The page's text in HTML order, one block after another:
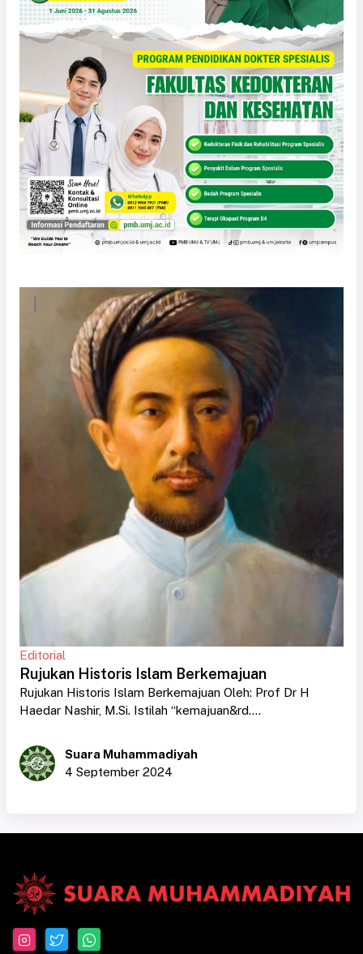
Editorial
Rujukan Historis Islam Berkemajuan
Rujukan Historis Islam Berkemajuan Oleh: Prof Dr H
Haedar Nashir, M.Si. Istilah “kemajuan&rd....
Suara Muhammadiyah
4 September 2024